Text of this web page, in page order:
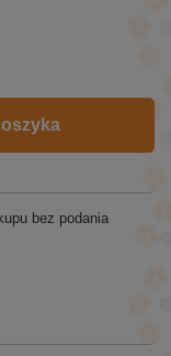
bez podania